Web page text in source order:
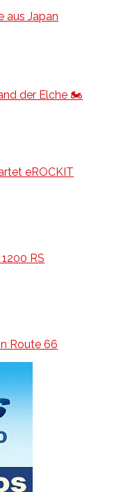
aus Japan
der Elche 🏍️
eROCKIT
RS
Route 66